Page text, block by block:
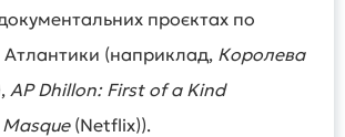
проєктах по
(наприклад, Королева
AP Dhillon: First of a Kind
Masque(Netflix)).